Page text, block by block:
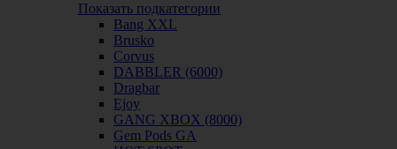
Показать подкатегории
Bang XXL
Brusko
Corvus
DABBLER (6000)
Dragbar
Ejoy
GANG XBOX (8000)
Gem Pods GA